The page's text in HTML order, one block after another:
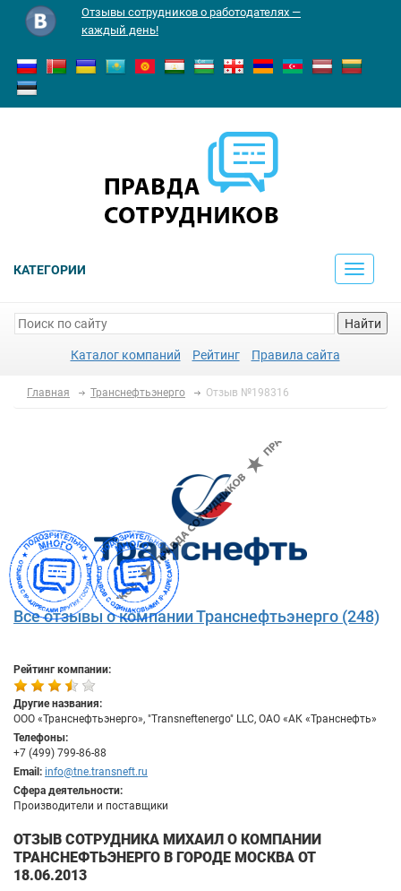
Отзывы сотрудников о работодателях —
каждый день!
КАТЕГОРИИ
Toggle
Найти
Каталог компаний Рейтинг Правила сайта
Главная Транснефтьэнерго Отзыв №198316
Все отзывы о компании Транснефтьэнерго (248)
Рейтинг компании:
Другие названия:
ООО «Транснефтьэнерго», "Transneftenergo" LLC, ОАО «АК «Транснефть»
Телефоны:
+7 (499) 799-86-88
Email: info@tne.transneft.ru
Сфера деятельности:
Производители и поставщики
ОТЗЫВ СОТРУДНИКА МИХАИЛ О КОМПАНИИ
ТРАНСНЕФТЬЭНЕРГО В ГОРОДЕ МОСКВА ОТ
18.06.2013